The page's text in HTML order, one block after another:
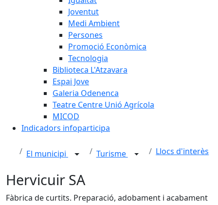
Joventut
Medi Ambient
Persones
Promoció Econòmica
Tecnologia
Biblioteca L'Atzavara
Espai Jove
Galeria Odenenca
Teatre Centre Unió Agrícola
MICOD
Indicadors infoparticipa
El municipi Turisme Llocs d'interès
Hervicuir SA
Fàbrica de curtits. Preparació, adobament i acabament